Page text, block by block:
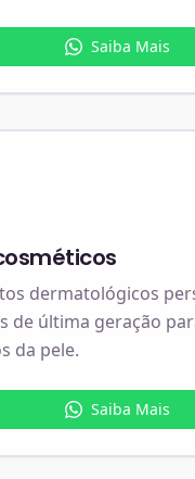
Saiba Mais
dermatológicos
de última geração
da pele.
Saiba Mais